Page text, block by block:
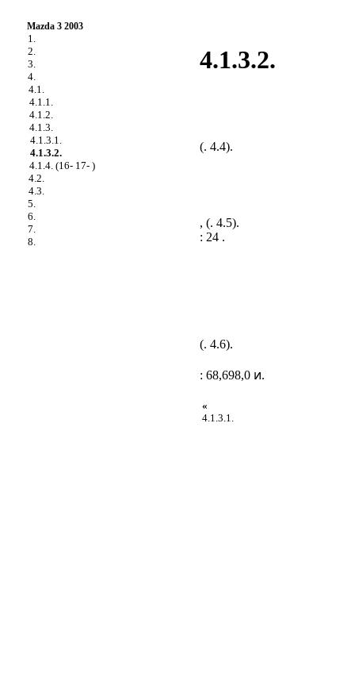
Mazda 3 2003
1.
2.
3.
4.
4.1.
4.1.1.
4.1.2.
4.1.3.
4.1.3.1.
4.1.3.2.
4.1.4. (16- 17- )
4.2.
4.3.
5.
6.
7.
8.
4.1.3.2.
(. 4.4).
, (. 4.5).
: 24 .
(. 4.6).
: 68,698,0 ͷ.
«
4.1.3.1.